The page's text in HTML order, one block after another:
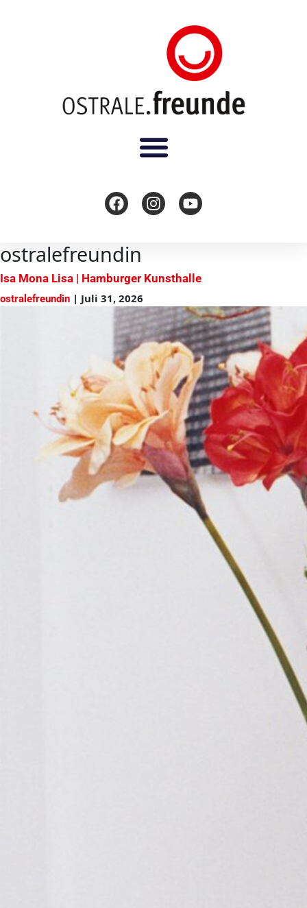
ostralefreundin
Isa Mona Lisa | Hamburger Kunsthalle
ostralefreundin | Juli 31, 2026